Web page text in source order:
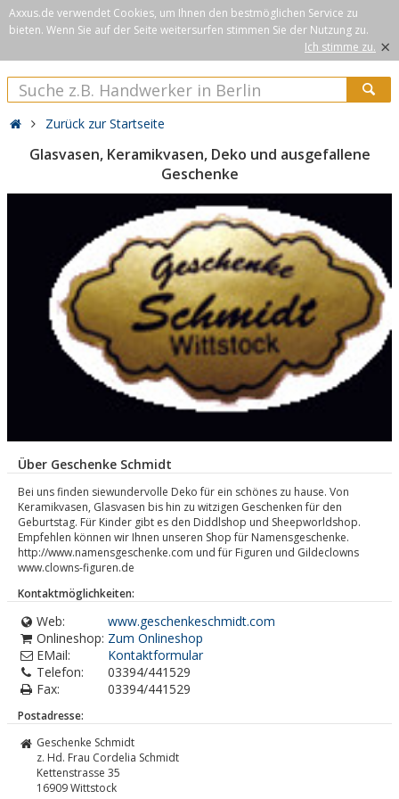
Axxus.de verwendet Cookies, um Ihnen den bestmöglichen Service zu
bieten. Wenn Sie auf der Seite weitersurfen stimmen Sie der Nutzung zu.
Ich stimme zu. ×
Zurück zur Startseite
Glasvasen, Keramikvasen, Deko und ausgefallene
Geschenke
Über Geschenke Schmidt
Bei uns finden siewundervolle Deko für ein schönes zu hause. Von
Keramikvasen, Glasvasen bis hin zu witzigen Geschenken für den
Geburtstag. Für Kinder gibt es den Diddlshop und Sheepworldshop.
Empfehlen können wir Ihnen unseren Shop für Namensgeschenke.
http://www.namensgeschenke.com und für Figuren und Gildeclowns
www.clowns-figuren.de
Kontaktmöglichkeiten:
Web:
www.geschenkeschmidt.com
Onlineshop: Zum Onlineshop
EMail:
Kontaktformular
Telefon:
03394/441529
Fax:
03394/441529
Postadresse:
Geschenke Schmidt
z. Hd. Frau Cordelia Schmidt
Kettenstrasse 35
16909Wittstock